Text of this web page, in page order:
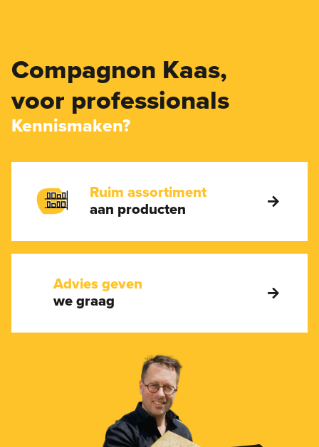
Compagnon Kaas,
voor professionals
Kennismaken?
Ruim assortiment
aan producten
Advies geven
we graag